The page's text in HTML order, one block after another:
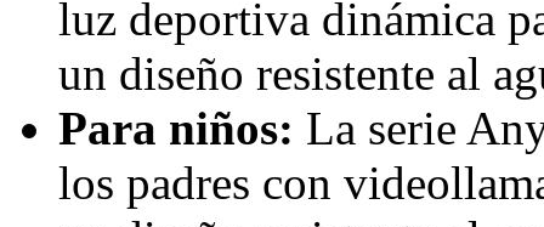
luz deportiva dinámica
un diseño resistente al
Para niños: La serie
los padres con